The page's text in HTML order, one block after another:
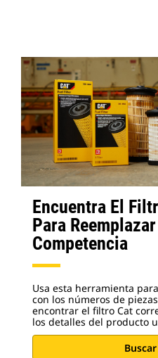
Encuentra El
Para
Competencia
Usa esta herramienta
con los números de
encontrar el filtro Cat
los detalles del producto